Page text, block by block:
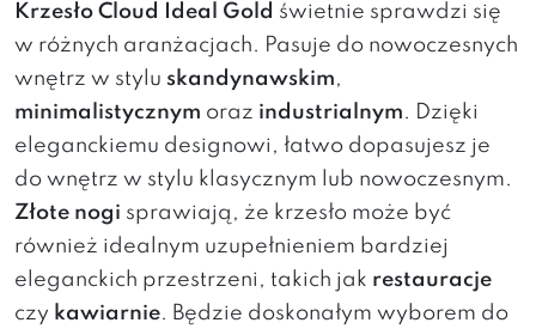
Krzesło Cloud Ideal Gold świetnie sprawdzi się
w różnych aranżacjach. Pasuje do nowoczesnych
wnętrz w stylu skandynawskim,
minimalistycznym oraz industrialnym. Dzięki
eleganckiemu designowi, łatwo dopasujesz je
do wnętrz w stylu klasycznym lub nowoczesnym.
Złote nogi sprawiają, że krzesło może być
również idealnym uzupełnieniem bardziej
eleganckich przestrzeni, takich jak restauracje
czy kawiarnie. Będzie doskonałym wyborem do